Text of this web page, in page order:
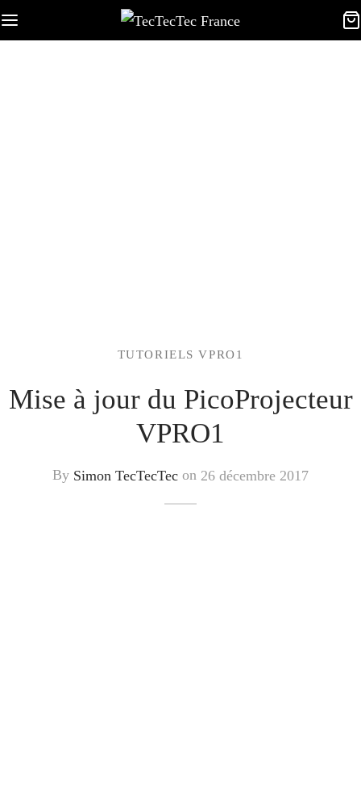
TUTORIELS VPRO1
Mise à jour du PicoProjecteur
VPRO1
By Simon TecTecTec on 26 décembre 2017